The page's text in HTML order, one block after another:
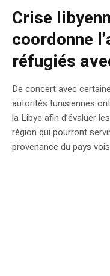
Crise
coordonne
réfugiés
De concert avec
autorités tunisiennes
la Libye afin d’évaluer
région qui pourront
provenance du pays